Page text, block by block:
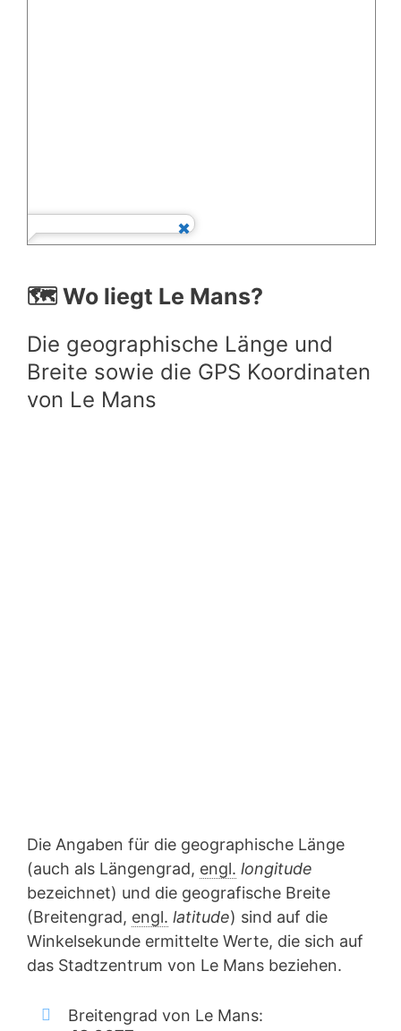
🗺️ Wo liegt Le Mans?
Die geographische Länge und
Breite sowie die GPS Koordinaten
von Le Mans
Die Angaben für die geographische Länge
(auch als Längengrad, engl. longitude
bezeichnet) und die geografische Breite
(Breitengrad, engl. latitude) sind auf die
Winkelsekunde ermittelte Werte, die sich auf
das Stadtzentrum von Le Mans beziehen.
Breitengrad von Le Mans: